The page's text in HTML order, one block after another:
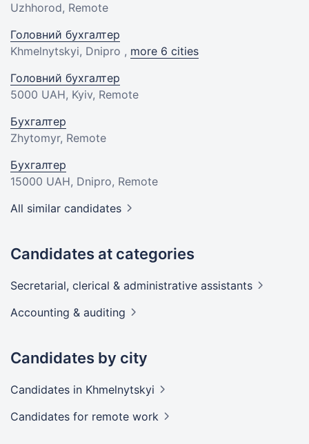
Uzhhorod, Remote
Головний бухгалтер
Khmelnytskyi, Dnipro , more 6 cities
Головний бухгалтер
5000 UAH, Kyiv, Remote
Бухгалтер
Zhytomyr, Remote
Бухгалтер
15000 UAH, Dnipro, Remote
All similar candidates
Candidates at categories
Secretarial, clerical & administrative assistants
Accounting & auditing
Candidates by city
Candidates in Khmelnytskyi
Candidates for remote work